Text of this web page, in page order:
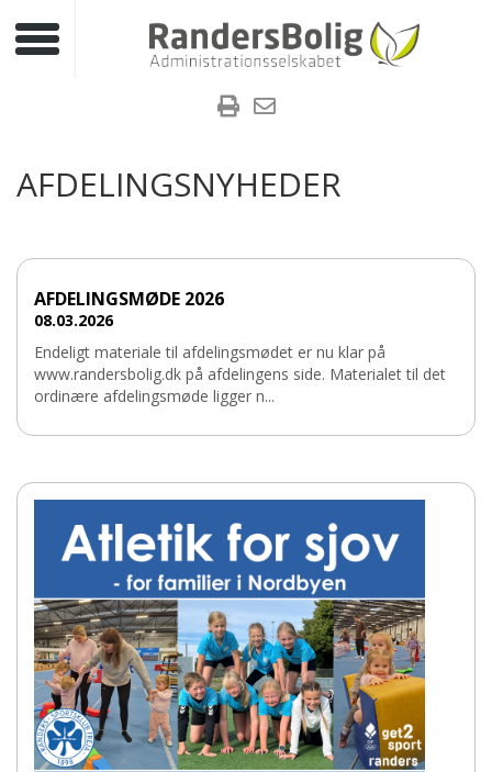
Toggle navigation
AFDELINGSNYHEDER
AFDELINGSMØDE 2026
08.03.2026
Endeligt materiale til afdelingsmødet er nu klar på
www.randersbolig.dk på afdelingens side. Materialet til det
ordinære afdelingsmøde ligger n...